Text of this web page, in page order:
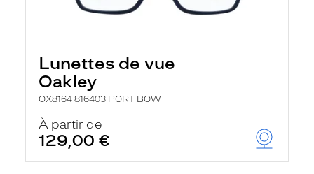
Lunettes de vue
Oakley
OX8164 816403 PORT BOW
À partir de
129,00 €